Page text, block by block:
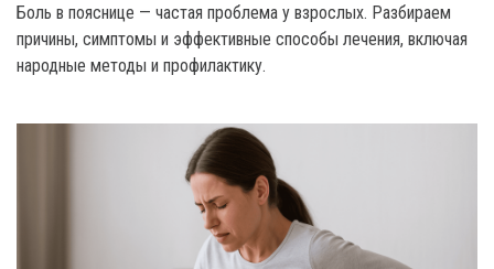
Боль в пояснице — частая проблема у взрослых. Разбираем
причины, симптомы и эффективные способы лечения, включая
народные методы и профилактику.